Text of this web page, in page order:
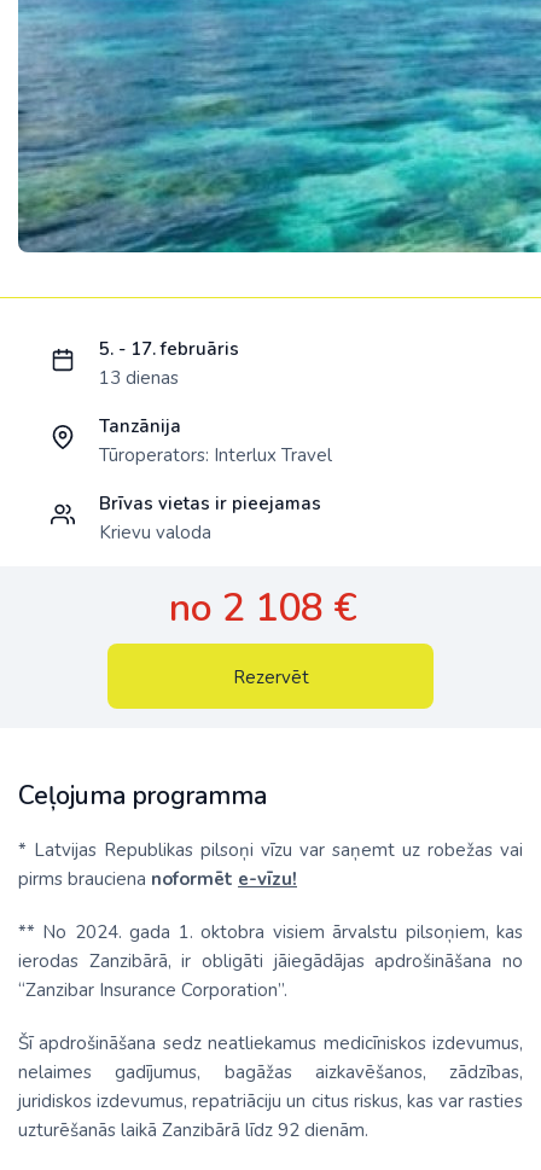
Ceļojuma programma
* Latvijas Republikas pilsoņi vīzu var saņemt uz robežas vai
pirms brauciena noformēt e-vīzu!
** No 2024. gada 1. oktobra visiem ārvalstu pilsoņiem, kas
ierodas Zanzibārā, ir obligāti jāiegādājas apdrošināšana no
“Zanzibar Insurance Corporation”.
Šī apdrošināšana sedz neatliekamus medicīniskos izdevumus,
nelaimes gadījumus, bagāžas aizkavēšanos, zādzības,
juridiskos izdevumus, repatriāciju un citus riskus, kas var rasties
uzturēšanās laikā Zanzibārā līdz 92 dienām.
5. - 17. februāris
13 dienas
Tanzānija
Tūroperators: Interlux Travel
Brīvas vietas ir pieejamas
Krievu valoda
no 2 108 €
Rezervēt